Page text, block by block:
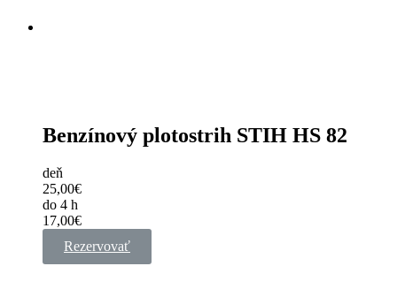
Benzínový plotostrih STIH HS 82
deň
25,00€
do 4 h
17,00€
Rezervovať